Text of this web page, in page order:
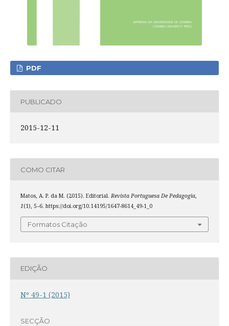
PDF
PUBLICADO
2015-12-11
COMO CITAR
Matos, A. P. da M. (2015). Editorial. Revista Portuguesa De Pedagogia,
1(1), 5–6. https://doi.org/10.14195/1647-8614_49-1_0
Formatos Citação
EDIÇÃO
Nº 49-1 (2015)
SECÇÃO